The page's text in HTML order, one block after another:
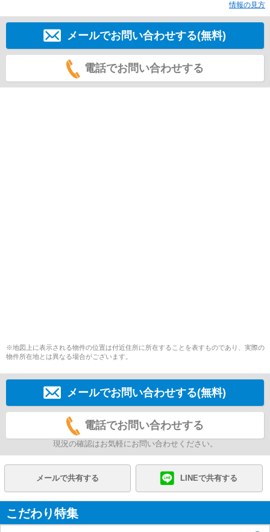
情報の見方
メールでお問い合わせする(無料)
電話でお問い合わせする
※地図上に表示される物件の位置は付近住所に所在することを表すものであり、実際の
物件所在地とは異なる場合がございます。
メールでお問い合わせする(無料)
電話でお問い合わせする
現況の確認はお気軽にお問い合わせください。
メールで共有する LINEで共有する
こだわり特集